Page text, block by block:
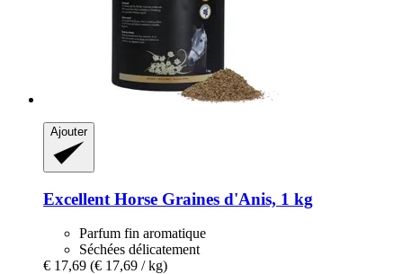
Ajouter
Excellent Horse Graines d'Anis, 1 kg
Parfum fin aromatique
Séchées délicatement
€ 17,69 (€ 17,69 / kg)